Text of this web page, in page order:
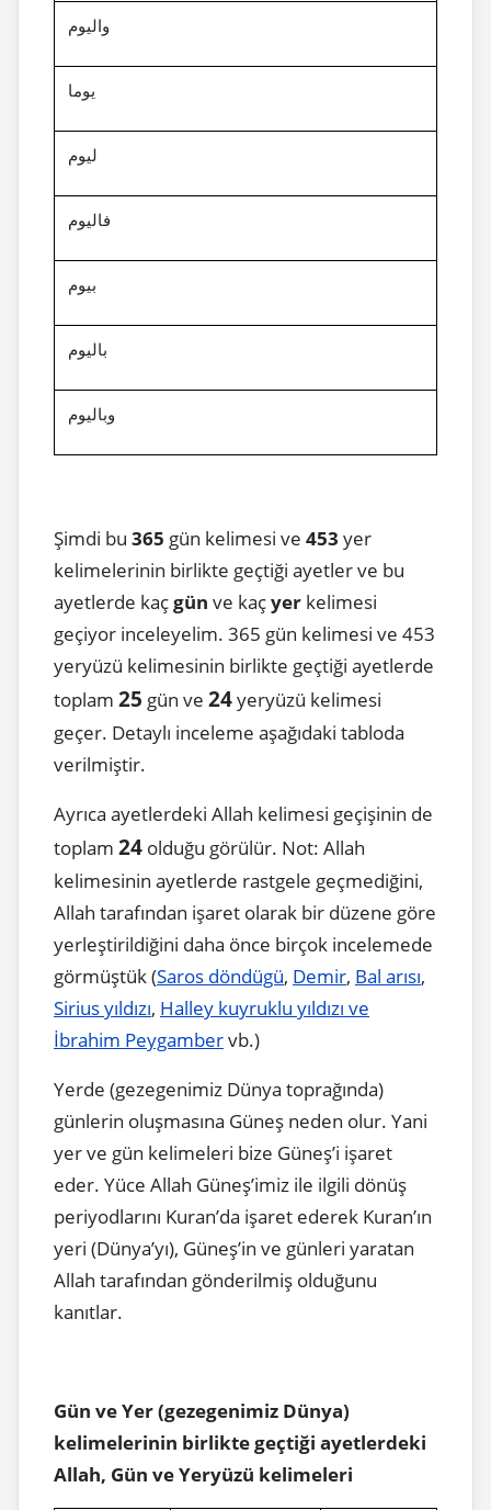
واليوم
يوما
ليوم
فاليوم
بيوم
باليوم
وباليوم
Şimdi bu 365 gün kelimesi ve 453 yer
kelimelerinin birlikte geçtiği ayetler ve bu
ayetlerde kaçgün ve kaçyer kelimesi
geçiyor inceleyelim. 365 gün kelimesi ve 453
yeryüzü kelimesinin birlikte geçtiği ayetlerde
toplam 25 gün ve 24yeryüzü kelimesi
geçer. Detaylı inceleme aşağıdaki tabloda
verilmiştir.
Ayrıca ayetlerdeki Allah kelimesi geçişinin de
toplam 24 olduğu görülür. Not: Allah
kelimesinin ayetlerde rastgele geçmediğini,
Allah tarafından işaret olarak bir düzene göre
yerleştirildiğini daha önce birçok incelemede
görmüştük (Saros döndügü, Demir, Bal arısı,
Sirius yıldızı, Halley kuyruklu yıldızı ve
İbrahim Peygambervb.)
Yerde (gezegenimiz Dünya toprağında)
günlerin oluşmasına Güneş neden olur. Yani
yer ve gün kelimeleri bize Güneş’i işaret
eder. Yüce Allah Güneş’imiz ile ilgili dönüş
periyodlarını Kuran’da işaret ederek Kuran’ın
yeri (Dünya’yı), Güneş’in ve günleri yaratan
Allah tarafından gönderilmiş olduğunu
kanıtlar.
Gün ve Yer (gezegenimiz Dünya)
kelimelerinin birlikte geçtiği ayetlerdeki
Allah, Gün ve Yeryüzü kelimeleri